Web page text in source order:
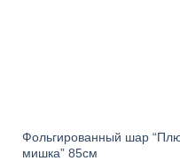
Фольгированный шар
мишка” 85см